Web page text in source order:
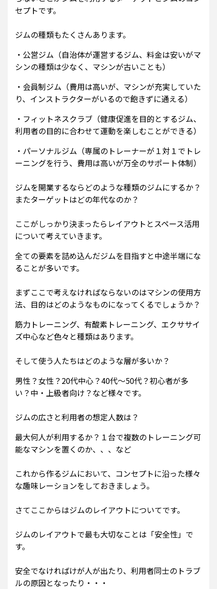
セプトです。
ジムの種類もたくさんあります。
・公営ジム（自治体が運営するジム、料金は安いがマ
シンの種類は少なく、マシンが古いことも）
・会員制ジム（費用は高いが、マシンが充実していた
り、インストラクターがいるので飽きずに通える）
・フィットネスクラブ（健康促進を目的とするジム、
利用者の目的に合わせて運動を楽しむことができる）
・パーソナルジム（専属のトレーナーが１対１でトレ
ーニングを行う、費用は高いが万全のサポート体制）
ジムを開業するならどのような種類のジムにするか？
またターゲットはどの年代なのか？
ここがしっかり決まったらレイアウトとスペース活用
について考えていきます。
全ての要素を詰め込んだジムを目指すと中途半端にな
ることが多いです。
まずここで考えなければならないのはマシンの使用方
法、目的はどのようなものになってくるでしょうか？
筋力トレーニング、有酸素トレーニング、エクササイ
ズ中心など色々と種類はあります。
そして使う人たちはどのような層が多いか？
男性？女性？20代中心？40代～50代？初心者が多
い？中・上級者向け？など様々です。
ジムの広さと利用者の想定人数は？
最大何人が利用するか？１台で複数のトレーニング可
能なマシンを置くのか、、、など
これから作るジムにおいて、コンセプトに沿った様々
な趣味レーションをしておきましょう。
さてここからはジムのレイアウトについてです。
ジムのレイアウトで最も大切なことは「安全性」で
す。
安全でなければけが人が出たり、利用者同士のトラブ
ルの原因となったり・・・